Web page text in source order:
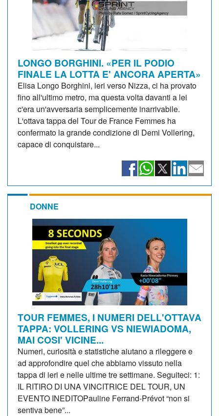
LONGO BORGHINI. «PER IL PODIO
FINALE LA LOTTA E' ANCORA APERTA»
Elisa Longo Borghini, ieri verso Nizza, ci ha provato
fino all'ultimo metro, ma questa volta davanti a lei
c'era un'avversaria semplicemente inarrivabile.
L'ottava tappa del Tour de France Femmes ha
confermato la grande condizione di Demi Vollering,
capace di conquistare...
DONNE
TOUR FEMMES, I NUMERI DELL'OTTAVA
TAPPA: VOLLERING VS NIEWIADOMA,
MAI COSI' VICINE...
Numeri, curiosità e statistiche aiutano a rileggere e
ad approfondire quel che abbiamo vissuto nella
tappa di ieri e nelle ultime tre settimane. Seguiteci: 1:
IL RITIRO DI UNA VINCITRICE DEL TOUR, UN
EVENTO INEDITOPauline Ferrand-Prévot “non si
sentiva bene”...